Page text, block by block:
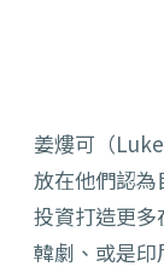
姜熡可（
放在他們認
投資打造更多
韓劇、或是